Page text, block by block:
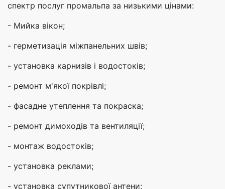
спектр послуг промальпа за низькими цінами:
- Мийка вікон;
- герметизація міжпанельних швів;
- установка карнизів і водостоків;
- ремонт м'якої покрівлі;
- фасадне утеплення та покраска;
- ремонт димоходів та вентиляції;
- монтаж водостоків;
- установка реклами;
- установка супутникової антени;